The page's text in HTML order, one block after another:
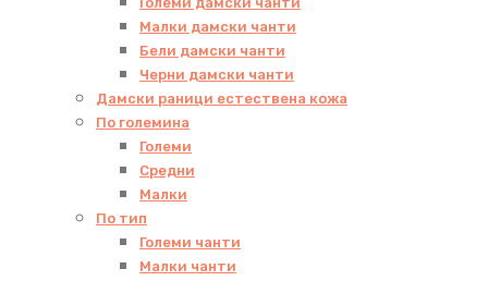
Малки дамски чанти
Бели дамски чанти
Черни дамски чанти
Дамски раници естествена кожа
По големина
Големи
Средни
Малки
По тип
Големи чанти
Малки чанти